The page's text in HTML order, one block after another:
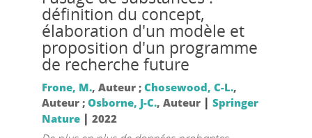
définition du concept,
élaboration d'un modèle et
proposition d'un programme
de recherche future
Frone, M., Auteur ; Chosewood, C-L.,
Auteur ; Osborne, J-C., Auteur | Springer
Nature| 2022